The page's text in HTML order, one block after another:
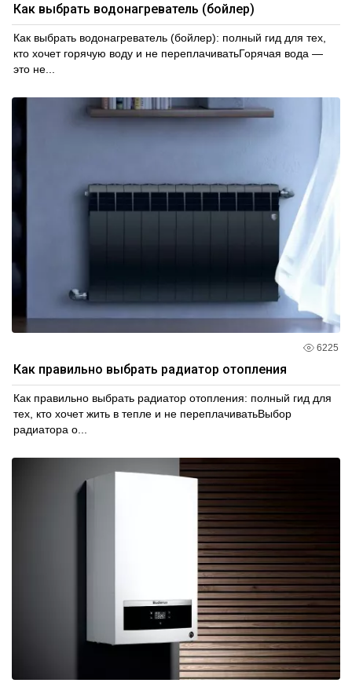
Как выбрать водонагреватель (бойлер)
Как выбрать водонагреватель (бойлер): полный гид для тех,
кто хочет горячую воду и не переплачиватьГорячая вода —
это не...
6225
Как правильно выбрать радиатор отопления
Как правильно выбрать радиатор отопления: полный гид для
тех, кто хочет жить в тепле и не переплачиватьВыбор
радиатора о...